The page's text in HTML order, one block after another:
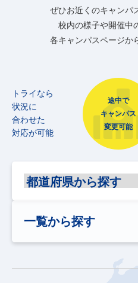
ぜひお近くのキャンパ
校内の様子や開催中
各キャンパスページか
トライなら
状況に
合わせた
対応が可能
途中で
キャンパス
変更可能
一覧から探す